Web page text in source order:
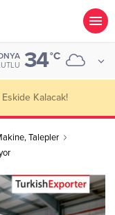
34°C
Lists
,Talepler